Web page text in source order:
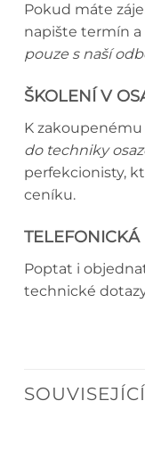
Pokud máte
napište termín a
pouze s naší
ŠKOLENÍ V
K
do techniky
perfekcionisty,
ceníku.
Poptat i
technické